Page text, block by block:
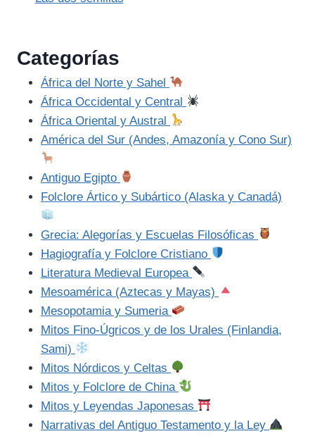
Categorías
África del Norte y Sahel
África Occidental y Central
África Oriental y Austral
América del Sur (Andes, Amazonía y Cono Sur)
Antiguo Egipto
Folclore Ártico y Subártico (Alaska y Canadá)
Grecia: Alegorías y Escuelas Filosóficas
Hagiografía y Folclore Cristiano
Literatura Medieval Europea
Mesoamérica (Aztecas y Mayas)
Mesopotamia y Sumeria
Mitos Fino-Úgricos y de los Urales (Finlandia,
Sami)
Mitos Nórdicos y Celtas
Mitos y Folclore de China
Mitos y Leyendas Japonesas
Narrativas del Antiguo Testamento y la Ley